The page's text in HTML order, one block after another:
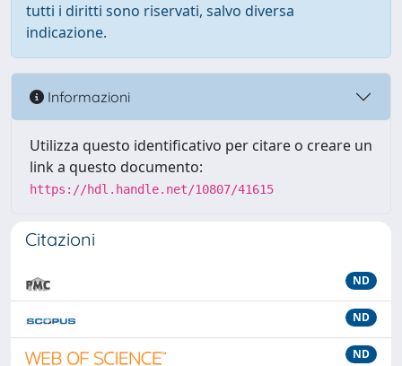
tutti i diritti sono riservati, salvo diversa
indicazione.
Informazioni
Utilizza questo identificativo per citare o creare un
link a questo documento:
https://hdl.handle.net/10807/41615
Citazioni
ND
ND
ND